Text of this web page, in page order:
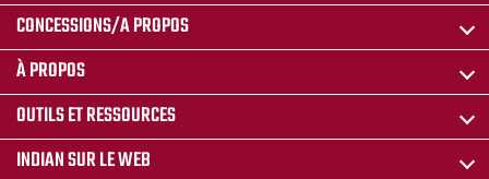
CONCESSIONS/A PROPOS
À PROPOS
OUTILS ET RESSOURCES
INDIAN SUR LE WEB